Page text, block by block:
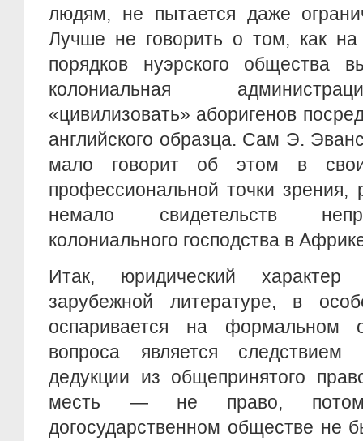
людям, не пытается даже
Лучше не говорить о том, как
порядков нуэрского общества
колониальная
«цивилизовать» аборигенов
английского образца. Сам Э.
мало говорит об этом в
профессиональной точки зрения,
немало свидетельств
колониального господства в
Итак, юридический
зарубежной литературе, в
оспаривается на формальном
вопроса является следствием
дедукции из общепринятого
месть — не право,
догосударственном обществе не